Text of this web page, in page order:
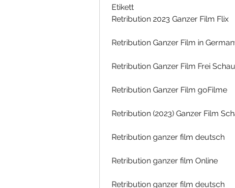
Etikett
Retribution 2023 Ganzer Film Flix
Retribution Ganzer Film in
Retribution Ganzer Film Frei
Retribution Ganzer Film goFilme
Retribution (2023) Ganzer Film
Retribution ganzer film deutsch
Retribution ganzer film Online
Retribution ganzer film deutsch